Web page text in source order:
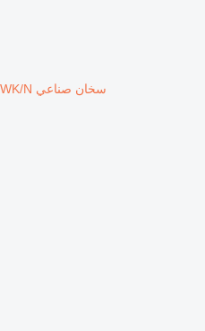
سخان صناعي Samsung AR12NXFSPWK/N